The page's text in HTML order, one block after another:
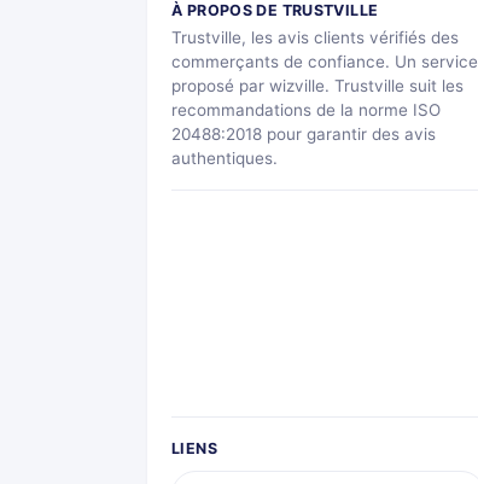
À PROPOS DE TRUSTVILLE
Trustville, les avis clients vérifiés des
commerçants de confiance. Un service
proposé par wizville. Trustville suit les
recommandations de la norme ISO
20488:2018 pour garantir des avis
authentiques.
LIENS